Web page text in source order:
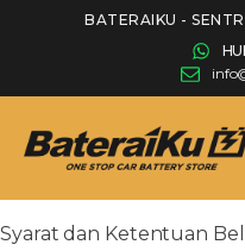
BATERAIKU -
Syarat dan Ketentuan